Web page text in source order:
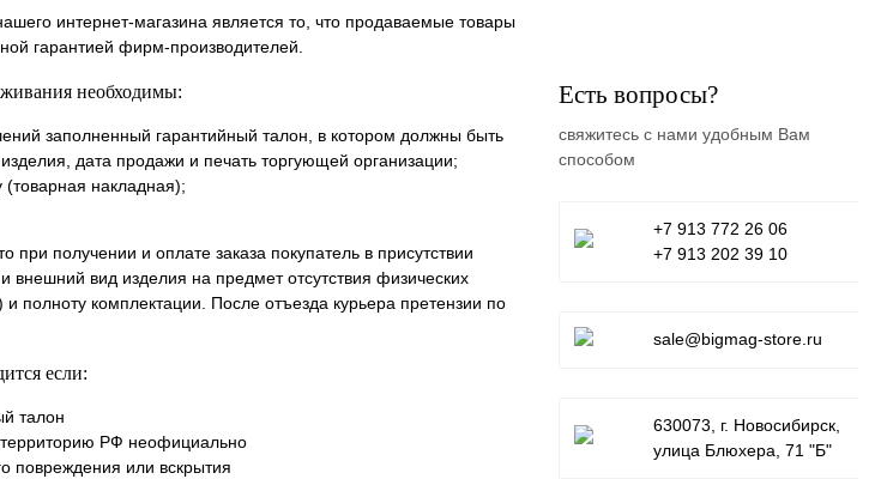
интернет-магазина является то, что продаваемые товары
гарантией фирм-производителей.
необходимы:
заполненный гарантийный талон, в котором должны быть
дата продажи и печать торгующей организации;
накладная);
получении и оплате заказа покупатель в присутствии
внешний вид изделия на предмет отсутствия физических
полноту комплектации. После отъезда курьера претензии по
если:
талон
РФ неофициально
повреждения или вскрытия
Есть вопросы?
свяжитесь с нами удобным Вам
способом
+7 913 772 26 06
+7 913 202 39 10
sale@bigmag-store.ru
630073, г. Новосибирск,
улица Блюхера, 71 "Б"